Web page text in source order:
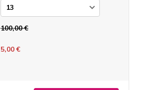
100,00 €
5,00 €